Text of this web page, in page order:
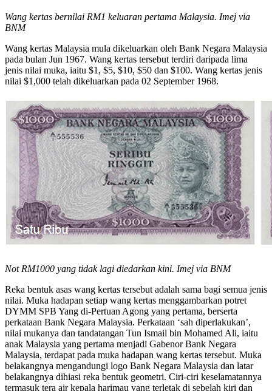
Wang kertas bernilai RM1 keluaran pertama Malaysia. Imej via
BNM
Wang kertas Malaysia mula dikeluarkan oleh Bank Negara Malaysia
pada bulan Jun 1967. Wang kertas tersebut terdiri daripada lima
jenis nilai muka, iaitu $1, $5, $10, $50 dan $100. Wang kertas jenis
nilai $1,000 telah dikeluarkan pada 02 September 1968.
Not RM1000 yang tidak lagi diedarkan kini. Imej via BNM
Reka bentuk asas wang kertas tersebut adalah sama bagi semua jenis
nilai. Muka hadapan setiap wang kertas menggambarkan potret
DYMM SPB Yang di-Pertuan Agong yang pertama, berserta
perkataan Bank Negara Malaysia. Perkataan ‘sah diperlakukan’,
nilai mukanya dan tandatangan Tun Ismail bin Mohamed Ali, iaitu
anak Malaysia yang pertama menjadi Gabenor Bank Negara
Malaysia, terdapat pada muka hadapan wang kertas tersebut. Muka
belakangnya mengandungi logo Bank Negara Malaysia dan latar
belakangnya dihiasi reka bentuk geometri. Ciri-ciri keselamatannya
termasuk tera air kepala harimau yang terletak di sebelah kiri dan